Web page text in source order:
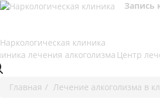
Запись
лечения алкоголизма Центр
Главная Лечение алкоголизма в